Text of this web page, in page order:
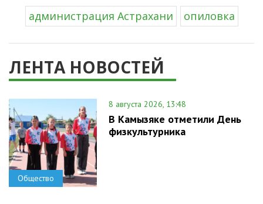
администрация Астрахани
опиловка
ЛЕНТА НОВОСТЕЙ
Общество
8 августа 2026, 13:48
В Камызяке отметили День
физкультурника